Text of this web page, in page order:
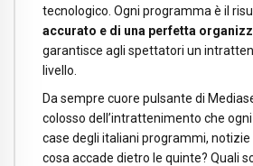
tecnologico. Ogni programma è il
accurato e di una perfetta
garantisce agli spettatori un
livello.
Da sempre cuore pulsante di
colosso dell’intrattenimento che
case degli italiani programmi,
cosa accade dietro le quinte? Quali